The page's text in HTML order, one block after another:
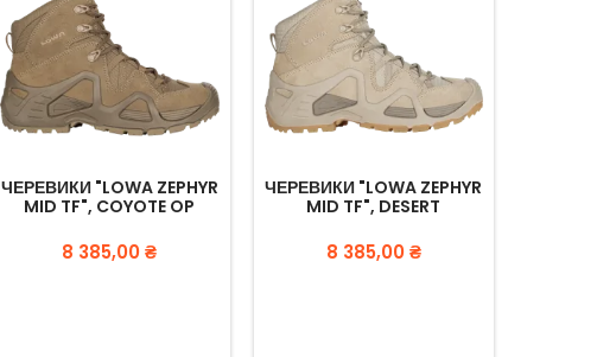
ЧЕРЕВИКИ "LOWA ZEPHYR
MID TF", COYOTE OP
Вартість
8 385,00 ₴
ЧЕРЕВИКИ "LOWA ZEPHYR
MID TF", DESERT
Вартість
8 385,00 ₴